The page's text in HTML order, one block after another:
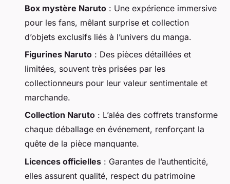
Box mystère Naruto : Une expérience immersive
pour les fans, mêlant surprise et collection
d’objets exclusifs liés à l’univers du manga.
Figurines Naruto : Des pièces détaillées et
limitées, souvent très prisées par les
collectionneurs pour leur valeur sentimentale et
marchande.
Collection Naruto : L’aléa des coffrets transforme
chaque déballage en événement, renforçant la
quête de la pièce manquante.
Licences officielles : Garantes de l’authenticité,
elles assurent qualité, respect du patrimoine